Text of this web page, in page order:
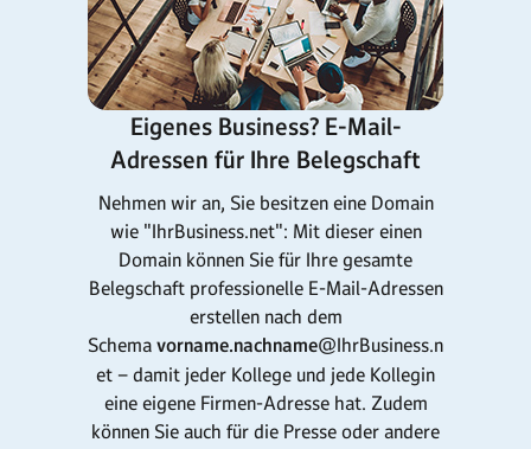
Eigenes Business? E-Mail-
Adressen für Ihre Belegschaft
Nehmen wir an, Sie besitzen eine Domain
wie "IhrBusiness.net": Mit dieser einen
Domain können Sie für Ihre gesamte
Belegschaft professionelle E-Mail-Adressen
erstellen nach dem
Schema vorname.nachname@IhrBusiness.n
et – damit jeder Kollege und jede Kollegin
eine eigene Firmen-Adresse hat. Zudem
können Sie auch für die Presse oder andere